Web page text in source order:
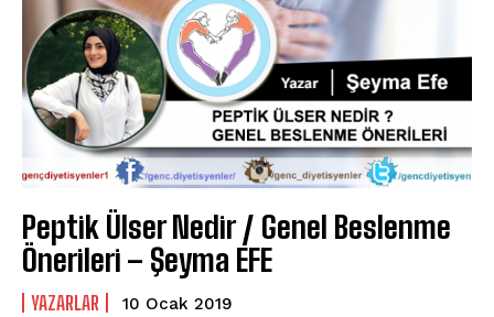
Peptik Ülser Nedir / Genel Beslenme
Önerileri – Şeyma EFE
YAZARLAR 10 Ocak 2019